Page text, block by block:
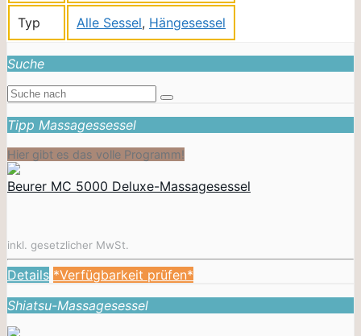
Typ Alle Sessel, Hängesessel
Suche
Tipp Massagessessel
Hier gibt es das volle Programm!
Beurer MC 5000 Deluxe-Massagesessel
inkl. gesetzlicher MwSt.
Details *Verfügbarkeit prüfen*
Shiatsu-Massagesessel